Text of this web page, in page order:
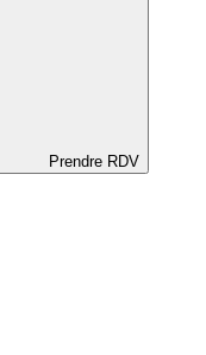
Prendre RDV